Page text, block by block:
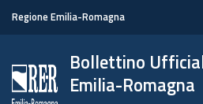
Regione Emilia-Romagna
Bollettino
Emilia-Romagna